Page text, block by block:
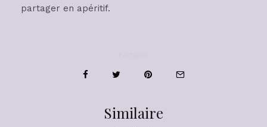
partager en apéritif.
Similaire